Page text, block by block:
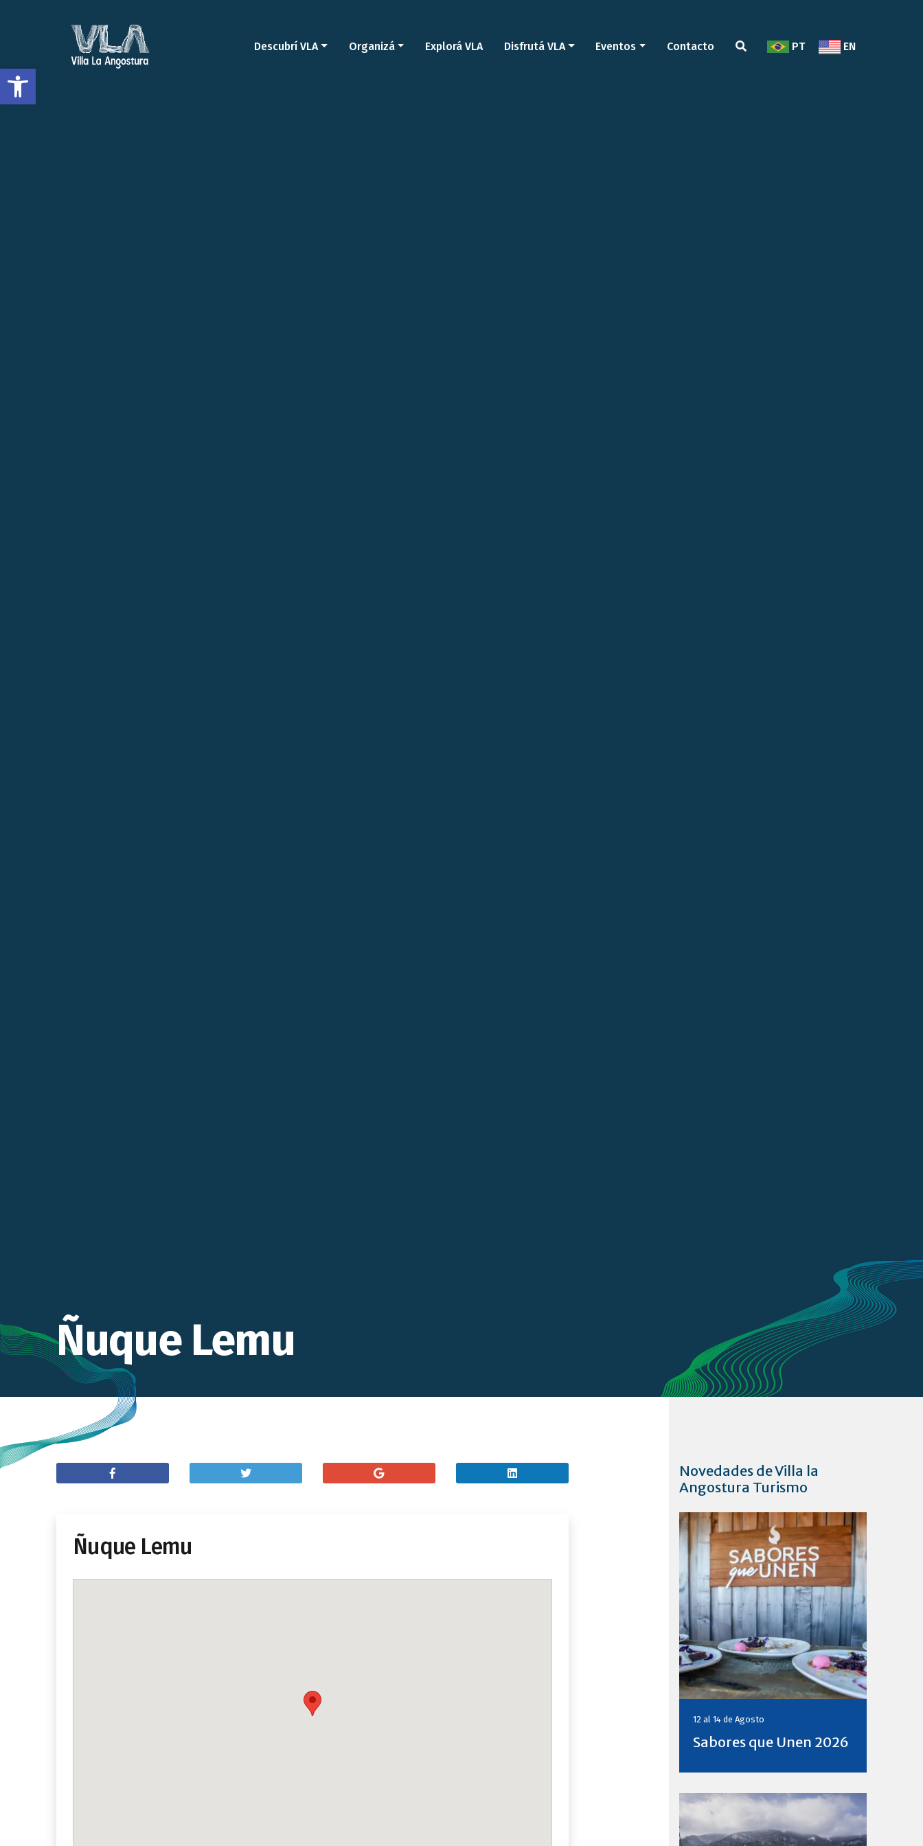
Open toolbar
Descubrí VLA Organizá Explorá VLA Disfrutá VLA Eventos Contacto PT EN
Ñuque Lemu
Ñuque Lemu
Novedades de Villa la
Angostura Turismo
12 al 14 deAgosto
Sabores que Unen 2026